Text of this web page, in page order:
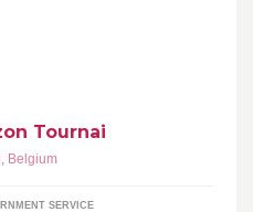
Tournai
, Belgium
SERVICE